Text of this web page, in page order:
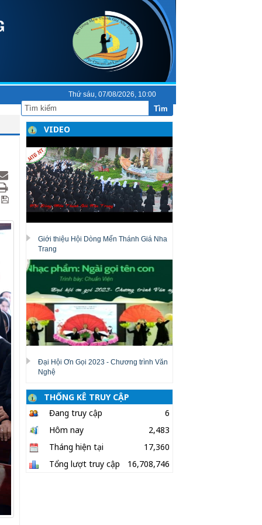
Tìm
Thứ sáu, 07/08/2026, 10:00
VIDEO
Giới thiệu Hội Dòng Mến Thánh Giá Nha
Trang
Đại Hội Ơn Gọi 2023 - Chương trình Văn
Nghệ
THỐNG KÊ TRUY CẬP
Đang truy cập
6
Hôm nay
2,483
Tháng hiện tại
17,360
Tổng lượt truy cập
16,708,746